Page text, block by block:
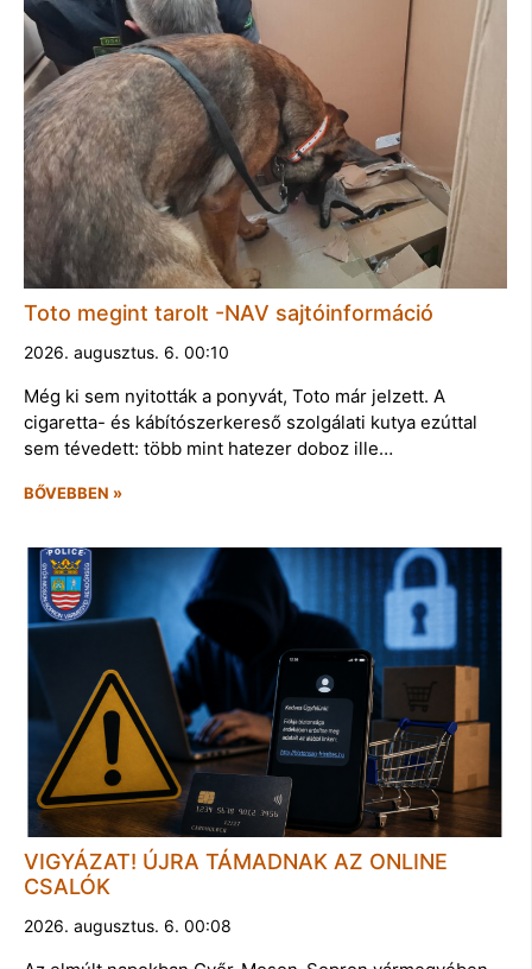
Toto megint tarolt -NAV sajtóinformáció
2026. augusztus. 6. 00:10
Még ki sem nyitották a ponyvát, Toto már jelzett. A
cigaretta- és kábítószerkereső szolgálati kutya ezúttal
sem tévedett: több mint hatezer doboz ille…
BŐVEBBEN »
VIGYÁZAT! ÚJRA TÁMADNAK AZ ONLINE
CSALÓK
2026. augusztus. 6. 00:08